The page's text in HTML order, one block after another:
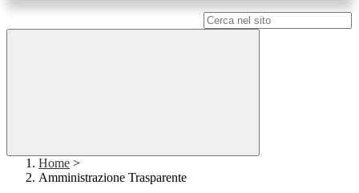
Home >
Amministrazione Trasparente